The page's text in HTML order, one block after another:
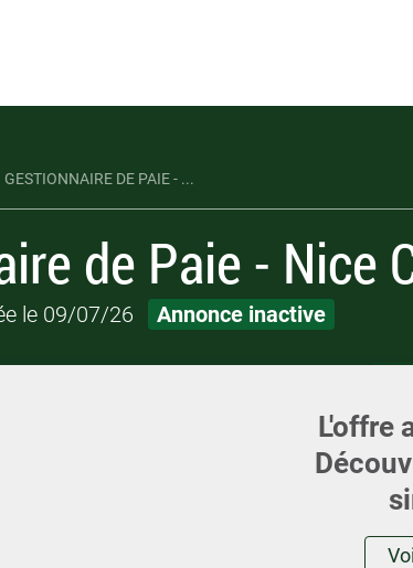
GESTIONNAIRE DE PAIE - ...
de Paie - Nice
le 09/07/26 Annonce inactive
L'offre